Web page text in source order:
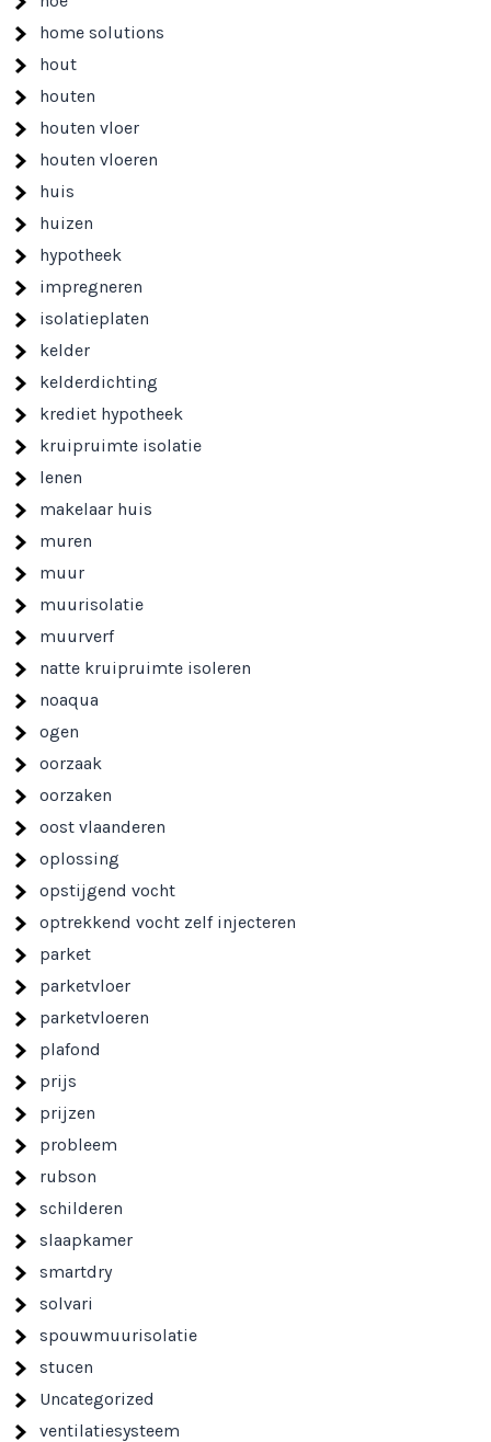
home solutions
hout
houten
houten vloer
houten vloeren
huis
huizen
hypotheek
impregneren
isolatieplaten
kelder
kelderdichting
krediet hypotheek
kruipruimte isolatie
lenen
makelaar huis
muren
muur
muurisolatie
muurverf
natte kruipruimte isoleren
noaqua
ogen
oorzaak
oorzaken
oost vlaanderen
oplossing
opstijgend vocht
optrekkend vocht zelf injecteren
parket
parketvloer
parketvloeren
plafond
prijs
prijzen
probleem
rubson
schilderen
slaapkamer
smartdry
solvari
spouwmuurisolatie
stucen
Uncategorized
ventilatiesysteem